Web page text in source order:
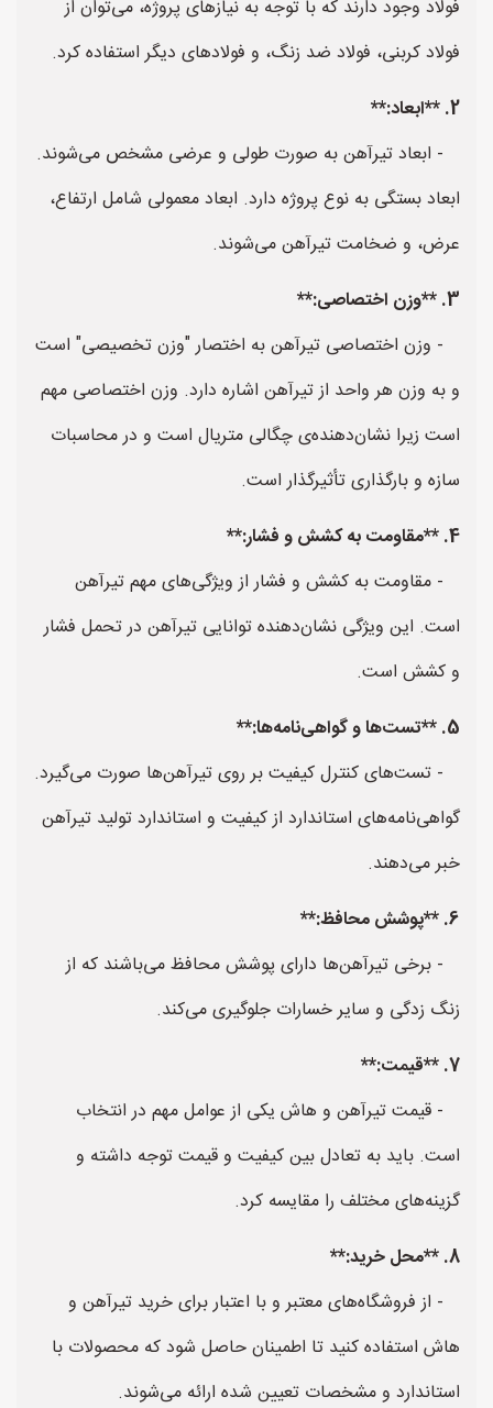
فولاد وجود دارند که با توجه به نیازهای پروژه، می‌توان از
فولاد کربنی، فولاد ضد زنگ، و فولاد‌های دیگر استفاده کرد.
2. **ابعاد:**
- ابعاد تیرآهن به صورت طولی و عرضی مشخص می‌شوند.
ابعاد بستگی به نوع پروژه دارد. ابعاد معمولی شامل ارتفاع،
عرض، و ضخامت تیرآهن می‌شوند.
3. **وزن اختصاصی:**
- وزن اختصاصی تیرآهن به اختصار "وزن تخصیصی" است
و به وزن هر واحد از تیرآهن اشاره دارد. وزن اختصاصی مهم
است زیرا نشان‌دهنده‌ی چگالی متریال است و در محاسبات
سازه و بارگذاری تأثیرگذار است.
4. **مقاومت به کشش و فشار:**
- مقاومت به کشش و فشار از ویژگی‌های مهم تیرآهن
است. این ویژگی نشان‌دهنده توانایی تیرآهن در تحمل فشار
و کشش است.
5. **تست‌ها و گواهی‌نامه‌ها:**
- تست‌های کنترل کیفیت بر روی تیرآهن‌ها صورت می‌گیرد.
گواهی‌نامه‌های استاندارد از کیفیت و استاندارد تولید تیرآهن
خبر می‌دهند.
6. **پوشش محافظ:**
- برخی تیرآهن‌ها دارای پوشش محافظ می‌باشند که از
زنگ زدگی و سایر خسارات جلوگیری می‌کند.
7. **قیمت:**
- قیمت تیرآهن و هاش یکی از عوامل مهم در انتخاب
است. باید به تعادل بین کیفیت و قیمت توجه داشته و
گزینه‌های مختلف را مقایسه کرد.
8. **محل خرید:**
- از فروشگاه‌های معتبر و با اعتبار برای خرید تیرآهن و
هاش استفاده کنید تا اطمینان حاصل شود که محصولات با
استاندارد و مشخصات تعیین شده ارائه می‌شوند.